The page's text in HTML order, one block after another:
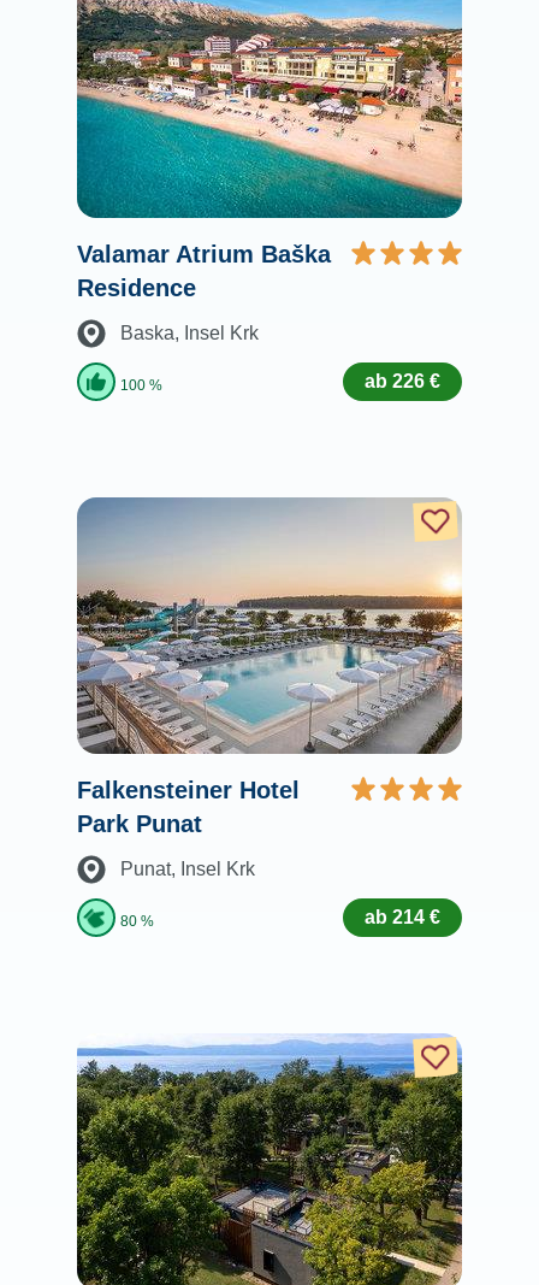
Valamar Atrium Baška
Residence
Baska, Insel Krk
100 % ab 226 €
Falkensteiner Hotel
Park Punat
Punat, Insel Krk
80 % ab 214 €